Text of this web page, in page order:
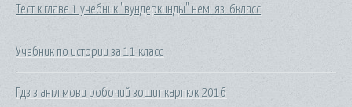
Тест к главе 1 учебник "вундеркинды" нем. яз. 6класс
Учебник по истории за 11 класс
Гдз з англ мови робочий зошит карпюк 2016